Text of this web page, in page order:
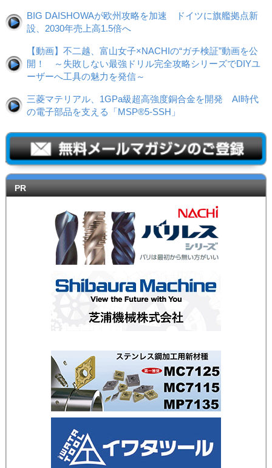
BIG DAISHOWAが欧州攻略を加速 ドイツに旗艦拠点新
設、2030年売上高1.5倍へ
【動画】不二越、富山女子×NACHIの“ガチ検証”動画を公
開！ ～失敗しない最強ドリル完全攻略シリーズでDIYユ
ーザーへ工具の魅力を発信～
三菱マテリアル、1GPa級超高強度銅合金を開発 AI時代
の電子部品を支える「MSP®5-SSH」
PR